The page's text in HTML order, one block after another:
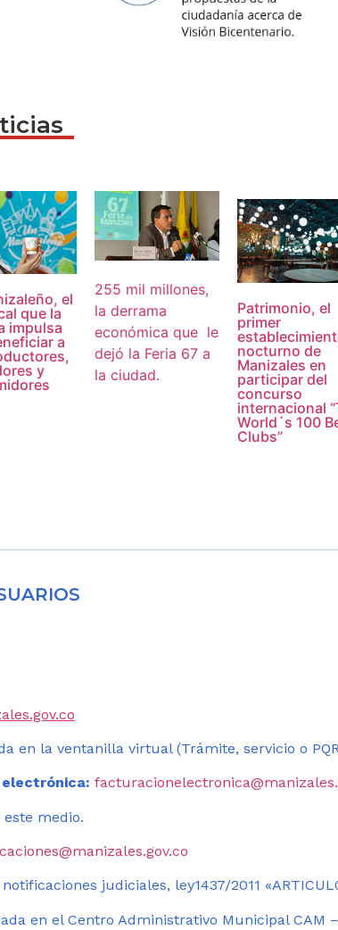
el
que la
impulsa
a
y
255 mil millones,
la derrama
económica que le
dejó la Feria 67 a
la ciudad.
Patrimonio, el
primer
nocturno de
Manizales en
participar del
concurso
internacional
World´s 100
Clubs”
en la ventanilla virtual (Trámite, servicio o
medio.
judiciales, ley1437/2011
en el Centro Administrativo Municipal CAM